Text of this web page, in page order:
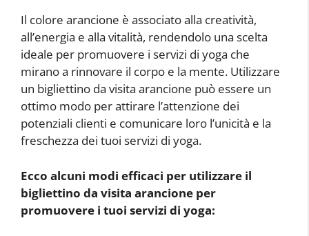
Il colore arancione è associato alla creatività,
all’energia e alla vitalità, rendendolo una scelta
ideale per promuovere i servizi di yoga che
mirano a rinnovare il corpo e la mente. Utilizzare
un bigliettino da visita arancione può essere un
ottimo modo per attirare l’attenzione dei
potenziali clienti e comunicare loro l’unicità e la
freschezza dei tuoi servizi di yoga.
Ecco alcuni modi efficaci per utilizzare il
bigliettino da visita arancione per
promuovere i tuoi servizi di yoga: